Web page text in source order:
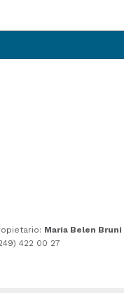
María Belen Bruni
422 00 27